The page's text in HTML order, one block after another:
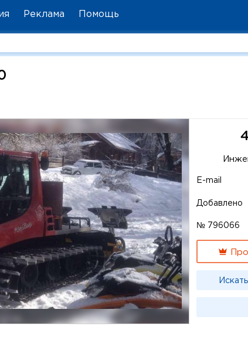
Реклама Помощь
E-mail
Добавлено
№ 796066